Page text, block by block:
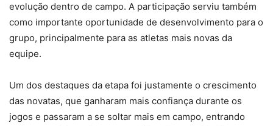
evolução dentro de campo. A participação serviu também
como importante oportunidade de desenvolvimento para o
grupo, principalmente para as atletas mais novas da
equipe.
Um dos destaques da etapa foi justamente o crescimento
das novatas, que ganharam mais confiança durante os
jogos e passaram a se soltar mais em campo, entrando